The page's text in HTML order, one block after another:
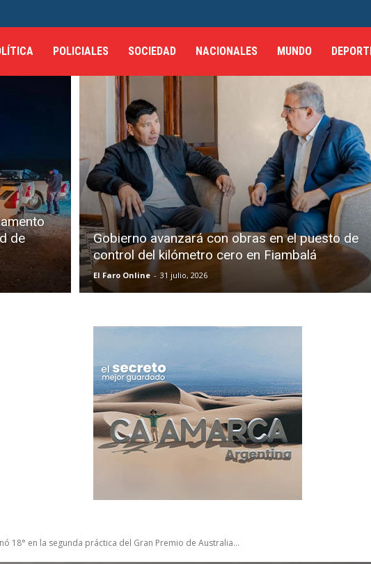
POLICIALES SOCIEDAD NACIONALES MUNDO
de
Gobierno avanzará con obras en el puesto de
control del kilómetro cero en Fiambalá
El Faro Online - 31 julio, 2026
18° en la segunda práctica del Gran Premio de Australia...